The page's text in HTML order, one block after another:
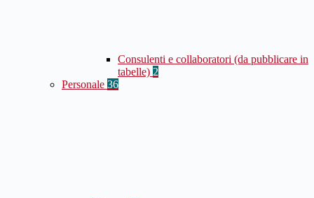
Consulenti e collaboratori (da pubblicare in
tabelle) 2
Personale 36